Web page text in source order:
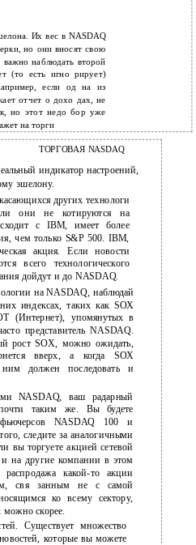
Их вес в NASDAQ
но они вносят свою
наблюдать второй
(то есть игно рирует)
если од на из
отчет о дохо дах, не
но этот недо бор уже
на торги
ТОРГОВАЯ NASDAQ
индикатор настроений,
эшелону.
других технологи
они не котируются на
с IBM, имеет более
чем только S&P 500. IBM,
акция. Если новости
всего технологического
дойдут и до NASDAQ.
на NASDAQ, наблюдай
индексах, таких как SOX
(Интернет), упомянутых в
представитель NASDAQ.
рост SOX, можно ожидать,
вверх, а когда SOX
ним должен последовать и
NASDAQ, ваш радарный
почти таким же. Вы будете
NASDAQ 100 и
следите за аналогичными
вы торгуете акцией сетевой
на другие компании в этом
какой-то акции
свя занным не с самой
ко всему сектору,
можно скорее.
Существует множество
которые вы можете